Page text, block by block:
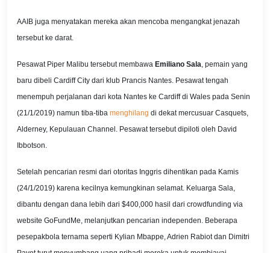
AAIB juga menyatakan mereka akan mencoba mengangkat jenazah
tersebut ke darat.
Pesawat Piper Malibu tersebut membawa Emiliano Sala, pemain yang
baru dibeli Cardiff City dari klub Prancis Nantes. Pesawat tengah
menempuh perjalanan dari kota Nantes ke Cardiff di Wales pada Senin
(21/1/2019) namun tiba-tiba menghilang di dekat mercusuar Casquets,
Alderney, Kepulauan Channel. Pesawat tersebut dipiloti oleh David
Ibbotson.
Setelah pencarian resmi dari otoritas Inggris dihentikan pada Kamis
(24/1/2019) karena kecilnya kemungkinan selamat. Keluarga Sala,
dibantu dengan dana lebih dari $400,000 hasil dari crowdfunding via
website GoFundMe, melanjutkan pencarian independen. Beberapa
pesepakbola ternama seperti Kylian Mbappe, Adrien Rabiot dan Dimitri